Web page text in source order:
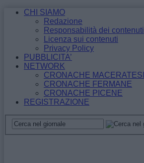
CHI SIAMO
Redazione
Responsabilità dei contenuti
Licenza sui contenuti
Privacy Policy
PUBBLICITA’
NETWORK
CRONACHE MACERATESI
CRONACHE FERMANE
CRONACHE PICENE
REGISTRAZIONE